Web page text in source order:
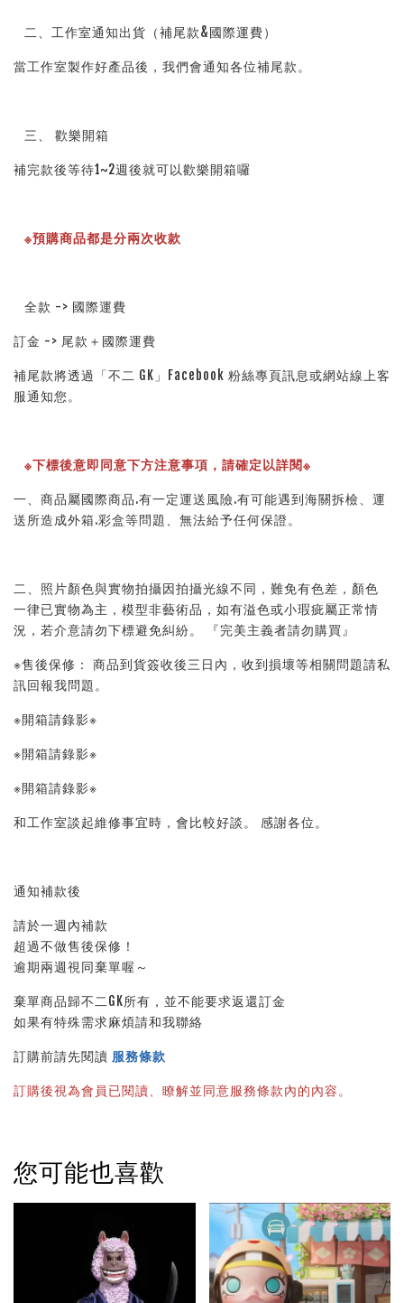
二、工作室通知出貨（補尾款&國際運費）
當工作室製作好產品後，我們會通知各位補尾款。
三、 歡樂開箱
補完款後等待1~2週後就可以歡樂開箱囉
※預購商品都是分兩次收款
全款 -> 國際運費
訂金 -> 尾款＋國際運費
補尾款將透過「不二 GK」Facebook 粉絲專頁訊息或網站線上客
服通知您。
※下標後意即同意下方注意事項，請確定以詳閱※
一、商品屬國際商品.有一定運送風險.有可能遇到海關拆檢、運
送所造成外箱.彩盒等問題、無法給予任何保證。
二、照片顏色與實物拍攝因拍攝光線不同，難免有色差，顏色
一律已實物為主，模型非藝術品，如有溢色或小瑕疵屬正常情
況，若介意請勿下標避免糾紛。 『完美主義者請勿購買』
※售後保修： 商品到貨簽收後三日內，收到損壞等相關問題請私
訊回報我問題。
※開箱請錄影※
※開箱請錄影※
※開箱請錄影※
和工作室談起維修事宜時，會比較好談。 感謝各位。
通知補款後
請於一週內補款
超過不做售後保修！
逾期兩週視同棄單喔～
棄單商品歸不二GK所有，並不能要求返還訂金
如果有特殊需求麻煩請和我聯絡
訂購前請先閱讀 服務條款
訂購後視為會員已閱讀、瞭解並同意服務條款內的內容。
您可能也喜歡